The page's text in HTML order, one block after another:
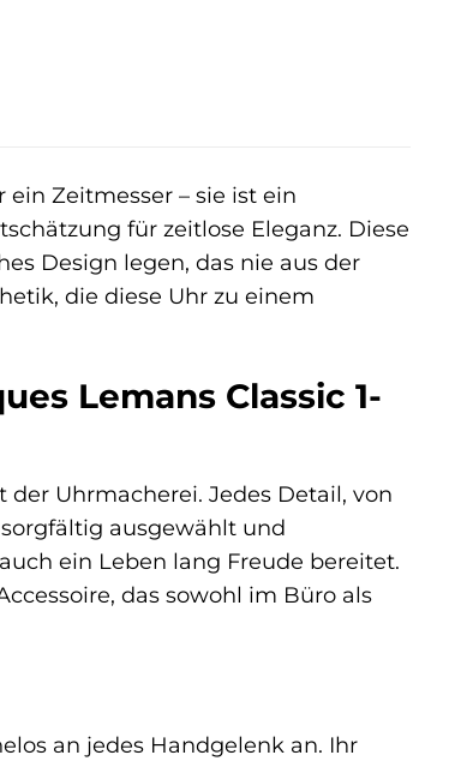
ein Zeitmesser – sie ist ein
für zeitlose Eleganz. Diese
Design legen, das nie aus der
die diese Uhr zu einem
Lemans Classic 1-
der Uhrmacherei. Jedes Detail, von
ausgewählt und
ein Leben lang Freude bereitet.
das sowohl im Büro als
an jedes Handgelenk an. Ihr